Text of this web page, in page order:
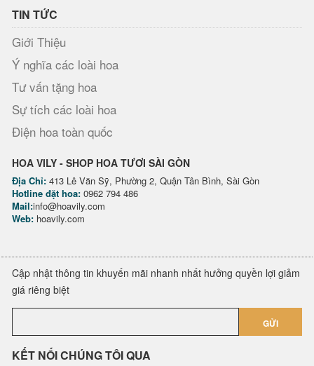
TIN TỨC
Giới Thiệu
Ý nghĩa các loài hoa
Tư vấn tặng hoa
Sự tích các loài hoa
Điện hoa toàn quốc
HOA VILY - SHOP HOA TƯƠI SÀI GÒN
Địa Chỉ: 413 Lê Văn Sỹ, Phường 2, Quận Tân Bình, Sài Gòn
Hotline đặt hoa: 0962 794 486
Mail:info@hoavily.com
Web: hoavily.com
Cập nhật thông tin khuyến mãi nhanh nhất hưởng quyền lợi giảm
giá riêng biệt
GỬI
KẾT NỐI CHÚNG TÔI QUA